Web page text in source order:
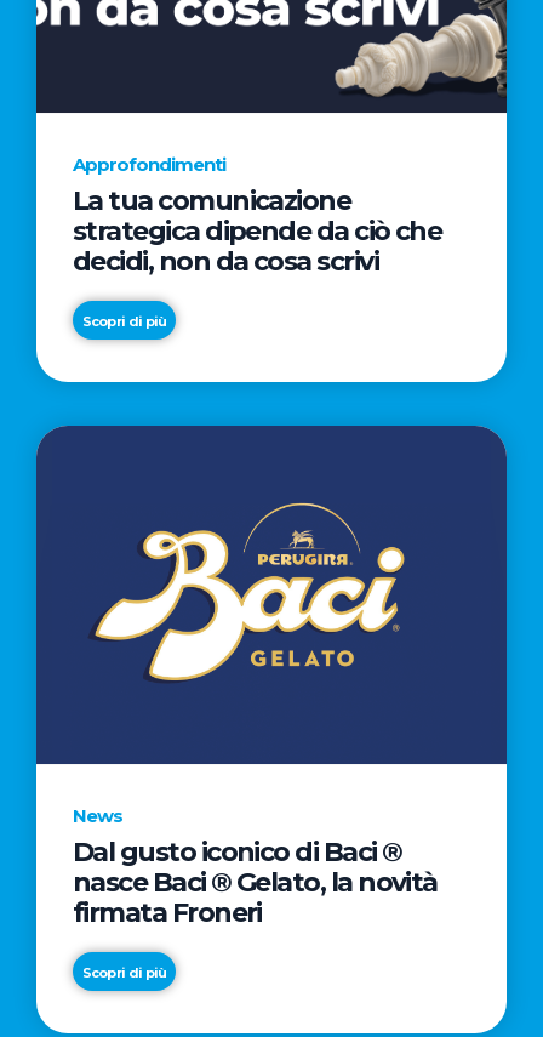
AL
CINEMA
NELLA
CAMPAGNA
REGISTA
PREMIO
OSCAR®
Approfondimenti
La tua comunicazione
strategica dipende da ciò che
decidi, non da cosa scrivi
Scopri di più
News
Dal gusto iconico di Baci ®
nasce Baci ® Gelato, la novità
firmata Froneri
Scopri di più